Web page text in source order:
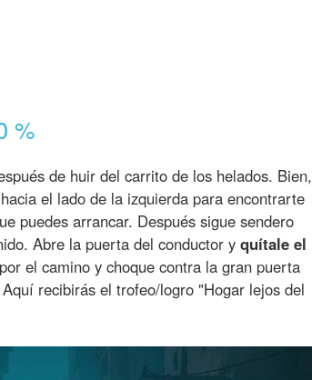
%
de huir del carrito de los helados. Bien,
el lado de la izquierda para encontrarte
puedes arrancar. Después sigue sendero
Abre la puerta del conductor y quítale el
el camino y choque contra la gran puerta
recibirás el trofeo/logro "Hogar lejos del